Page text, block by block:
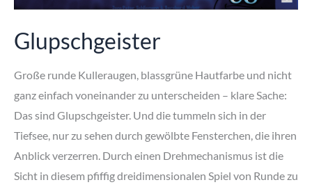
Glupschgeister
Große runde Kulleraugen, blassgrüne Hautfarbe und nicht
ganz einfach voneinander zu unterscheiden – klare Sache:
Das sind Glupschgeister. Und die tummeln sich in der
Tiefsee, nur zu sehen durch gewölbte Fensterchen, die ihren
Anblick verzerren. Durch einen Drehmechanismus ist die
Sicht in diesem pfiffig dreidimensionalen Spiel von Runde zu